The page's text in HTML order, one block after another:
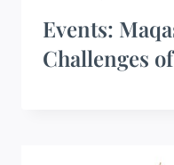
Events:
Challenges